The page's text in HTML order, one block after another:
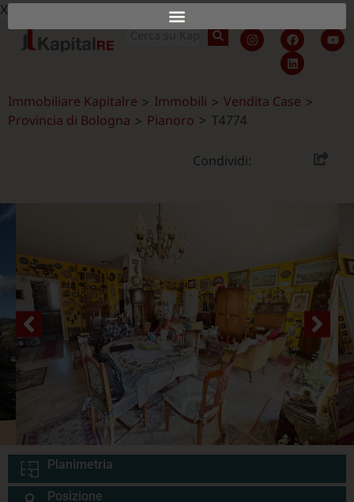
X
Immobiliare Kapitalre > Immobili > Vendita Case >
Provincia di Bologna > Pianoro > T4774
Condividi:
Planimetria
Posizione